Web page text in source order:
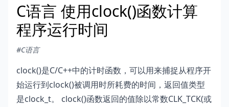
C语言 使用clock()函数计算
程序运行时间
#C语言
clock()是C/C++中的计时函数，可以用来捕捉从程序开
始运行到clock()被调用时所耗费的时间，返回值类型
是clock_t。 clock()函数返回的值除以常数CLK_TCK(或